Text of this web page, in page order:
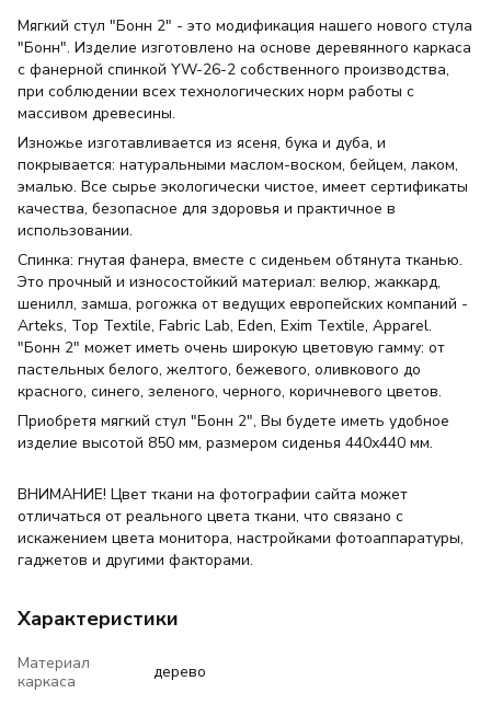
Мягкий стул "Бонн 2" - это модификация нашего нового стула
"Бонн". Изделие изготовлено на основе деревянного каркаса
с фанерной спинкой YW-26-2 собственного производства,
при соблюдении всех технологических норм работы с
массивом древесины.
Изножье изготавливается из ясеня, бука и дуба, и
покрывается: натуральными маслом-воском, бейцем, лаком,
эмалью. Все сырье экологически чистое, имеет сертификаты
качества, безопасное для здоровья и практичное в
использовании.
Спинка: гнутая фанера, вместе с сиденьем обтянута тканью.
Это прочный и износостойкий материал: велюр, жаккард,
шенилл, замша, рогожка от ведущих европейских компаний -
Arteks, Top Textile, Fabric Lab, Eden, Exim Textile, Apparel.
"Бонн 2" может иметь очень широкую цветовую гамму: от
пастельных белого, желтого, бежевого, оливкового до
красного, синего, зеленого, черного, коричневого цветов.
Приобретя мягкий стул "Бонн 2", Вы будете иметь удобное
изделие высотой 850 мм, размером сиденья 440х440 мм.
ВНИМАНИЕ! Цвет ткани на фотографии сайта может
отличаться от реального цвета ткани, что связано с
искажением цвета монитора, настройками фотоаппаратуры,
гаджетов и другими факторами.
Характеристики
Материал
каркаса
дерево